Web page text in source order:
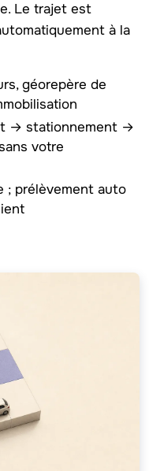
Le trajet est
à la
géorepère de
→ stationnement →
votre
; prélèvement auto